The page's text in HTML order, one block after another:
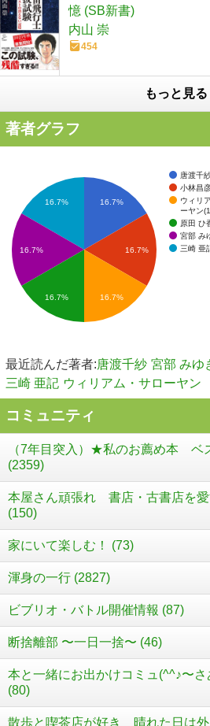
憶 (SB新書)
内山 崇
454
もっと見る
著者グラフ
唐渡千
小林昌
ウィリ
ーヤン
原田 ひ
宮部 み
三崎 亜
16.7%
16.7%
16.7%
16.7%
16.7% 16.7%
最近読んだ著者:唐渡千紗 宮部 みゆ
三崎 亜記 ウィリアム・サローヤン
コミュニティ
（7年目突入）★私のお薦め本
(2359)
本屋さん頑張れ 書店・古書店を
(150)
家にいて楽しむ！ (73)
渾身の一行 (2827)
ビブリオ・バトル開催情報 (87)
断捨離部 〜一日一捨〜 (46)
本と一緒にお出かけコミュ(^^♪〜
(80)
散歩と喫茶店が好き 晴れた日は